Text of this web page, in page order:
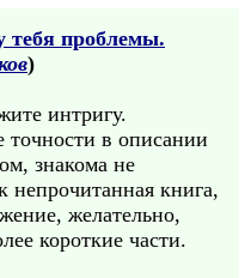
тебя проблемы.
)
интригу.
точности в описании
знакома не
книга,
желательно,
короткие части.